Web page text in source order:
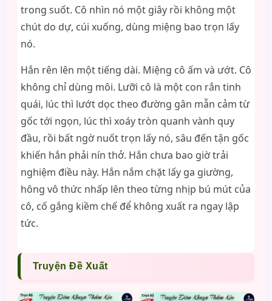
trong suốt. Cô nhìn nó một giây rồi không một
chút do dự, cúi xuống, dùng miệng bao trọn lấy
nó.
Hắn rên lên một tiếng dài. Miệng cô ấm và ướt. Cô
không chỉ dùng môi. Lưỡi cô là một con rắn tinh
quái, lúc thì lướt dọc theo đường gân mẫn cảm từ
gốc tới ngọn, lúc thì xoáy tròn quanh vành quy
đầu, rồi bất ngờ nuốt trọn lấy nó, sâu đến tận gốc
khiến hắn phải nín thở. Hắn chưa bao giờ trải
nghiệm điều này. Hắn nắm chặt lấy ga giường,
hông vô thức nhấp lên theo từng nhịp bú mút của
cô, cố gắng kiềm chế để không xuất ra ngay lập
tức.
Truyện Đề Xuất